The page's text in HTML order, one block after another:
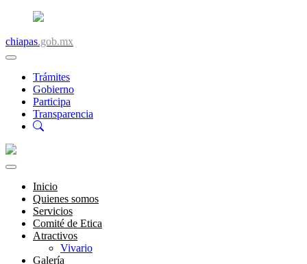
chiapas.gob.mx
Trámites
Gobierno
Participa
Transparencia
Inicio
Quienes somos
Servicios
Comité de Etica
Atractivos
Vivario
Galería